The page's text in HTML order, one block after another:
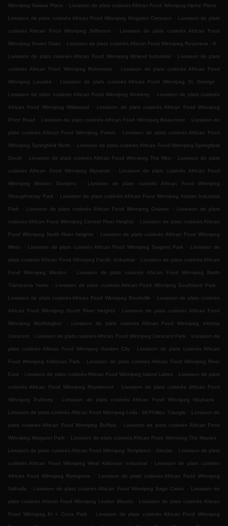
Winnipeg Niakwa Place . Livraison de plats cuisinés African Food Winnipeg Alpine Place .
Livraison de plats cuisinés African Food Winnipeg Kingston Crescent . Livraison de plats
cuisinés African Food Winnipeg Jefferson . Livraison de plats cuisinés African Food
Winnipeg Seven Oaks . Livraison de plats cuisinés African Food Winnipeg Rossmere - A .
Livraison de plats cuisinés African Food Winnipeg Mcleod Industrial . Livraison de plats
cuisinés African Food Winnipeg Robertson . Livraison de plats cuisinés African Food
Winnipeg Lavalee . Livraison de plats cuisinés African Food Winnipeg St. George .
Livraison de plats cuisinés African Food Winnipeg Norberry . Livraison de plats cuisinés
African Food Winnipeg Wildwood . Livraison de plats cuisinés African Food Winnipeg
Point Road . Livraison de plats cuisinés African Food Winnipeg Beaumont . Livraison de
plats cuisinés African Food Winnipeg Parker . Livraison de plats cuisinés African Food
Winnipeg Springfield North . Livraison de plats cuisinés African Food Winnipeg Springfield
South . Livraison de plats cuisinés African Food Winnipeg The Mint . Livraison de plats
cuisinés African Food Winnipeg Mynarski . Livraison de plats cuisinés African Food
Winnipeg Mission Gardens . Livraison de plats cuisinés African Food Winnipeg
Shaughnessy Park . Livraison de plats cuisinés African Food Winnipeg Inkster Industrial
Park . Livraison de plats cuisinés African Food Winnipeg Grassie . Livraison de plats
cuisinés African Food Winnipeg Central River Heights . Livraison de plats cuisinés African
Food Winnipeg North River Heights . Livraison de plats cuisinés African Food Winnipeg
Minto . Livraison de plats cuisinés African Food Winnipeg Sargent Park . Livraison de
plats cuisinés African Food Winnipeg Pacific Industrial . Livraison de plats cuisinés African
Food Winnipeg Weston . Livraison de plats cuisinés African Food Winnipeg North
Transcona Yards . Livraison de plats cuisinés African Food Winnipeg Southland Park .
Livraison de plats cuisinés African Food Winnipeg Brockville . Livraison de plats cuisinés
African Food Winnipeg South River Heights . Livraison de plats cuisinés African Food
Winnipeg Worthington . Livraison de plats cuisinés African Food Winnipeg Victoria
Crescent . Livraison de plats cuisinés African Food Winnipeg Crescent Park . Livraison de
plats cuisinés African Food Winnipeg Garden City . Livraison de plats cuisinés African
Food Winnipeg Kildonan Park . Livraison de plats cuisinés African Food Winnipeg River
East . Livraison de plats cuisinés African Food Winnipeg Island Lakes . Livraison de plats
cuisinés African Food Winnipeg Royalwood . Livraison de plats cuisinés African Food
Winnipeg Pulberry . Livraison de plats cuisinés African Food Winnipeg Maybank .
Livraison de plats cuisinés African Food Winnipeg Leila - McPhillips Triangle . Livraison de
plats cuisinés African Food Winnipeg Buffalo . Livraison de plats cuisinés African Food
Winnipeg Margaret Park . Livraison de plats cuisinés African Food Winnipeg The Maples .
Livraison de plats cuisinés African Food Winnipeg Templeton - Sinclair . Livraison de plats
cuisinés African Food Winnipeg West Kildonan Industrial . Livraison de plats cuisinés
African Food Winnipeg Rivergrove . Livraison de plats cuisinés African Food Winnipeg
Valhalla . Livraison de plats cuisinés African Food Winnipeg Sage Creek . Livraison de
plats cuisinés African Food Winnipeg Linden Woods . Livraison de plats cuisinés African
Food Winnipeg Ki l- Cona Park . Livraison de plats cuisinés African Food Winnipeg